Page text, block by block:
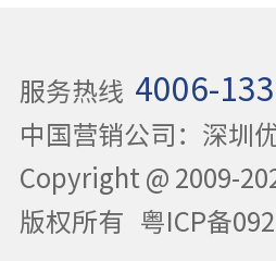
服务热线 4006-
中国营销公司：深圳
Copyright @ 2009-
版权所有
粤ICP备